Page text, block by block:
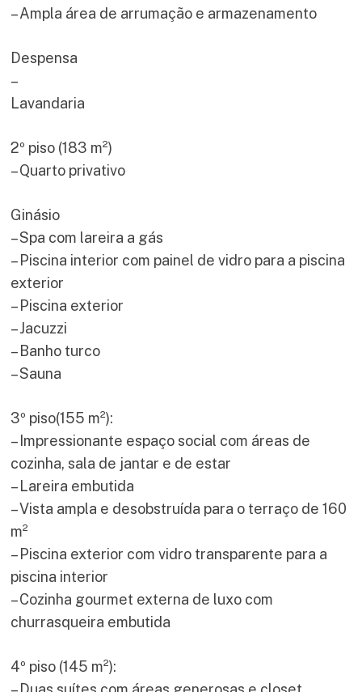
– Ampla área de arrumação e armazenamento
Despensa
–
Lavandaria
2º piso (183 m²)
– Quarto privativo
Ginásio
– Spa com lareira a gás
– Piscina interior com painel de vidro para a piscina
exterior
– Piscina exterior
– Jacuzzi
– Banho turco
– Sauna
3º piso(155 m²):
– Impressionante espaço social com áreas de
cozinha, sala de jantar e de estar
– Lareira embutida
– Vista ampla e desobstruída para o terraço de 160
m²
– Piscina exterior com vidro transparente para a
piscina interior
– Cozinha gourmet externa de luxo com
churrasqueira embutida
4º piso (145 m²):